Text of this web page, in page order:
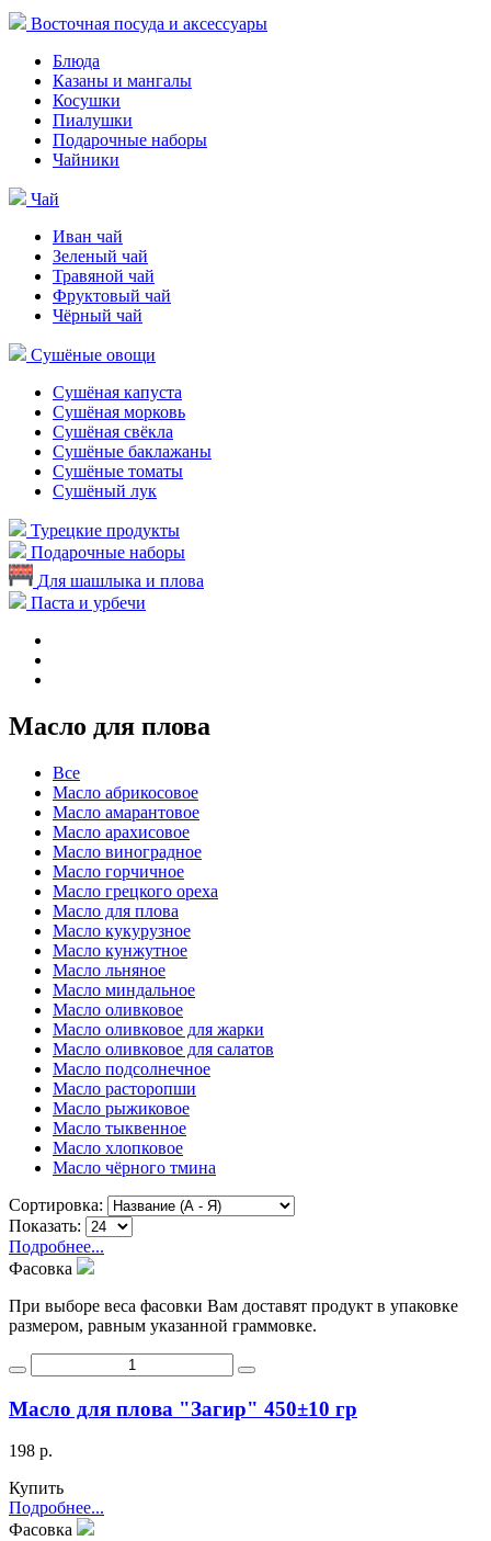
Восточная посуда и аксессуары
Блюда
Казаны и мангалы
Косушки
Пиалушки
Подарочные наборы
Чайники
Чай
Иван чай
Зеленый чай
Травяной чай
Фруктовый чай
Чёрный чай
Сушёные овощи
Сушёная капуста
Сушёная морковь
Сушёная свёкла
Сушёные баклажаны
Сушёные томаты
Сушёный лук
Турецкие продукты
Подарочные наборы
Для шашлыка и плова
Паста и урбечи
Масло для плова
Все
Масло абрикосовое
Масло амарантовое
Масло арахисовое
Масло виноградное
Масло горчичное
Масло грецкого ореха
Масло для плова
Масло кукурузное
Масло кунжутное
Масло льняное
Масло миндальное
Масло оливковое
Масло оливковое для жарки
Масло оливковое для салатов
Масло подсолнечное
Масло расторопши
Масло рыжиковое
Масло тыквенное
Масло хлопковое
Масло чёрного тмина
Сортировка:
Показать:
Подробнее...
Фасовка
При выборе веса фасовки Вам доставят продукт в упаковке
размером, равным указанной граммовке.
Масло для плова "Загир" 450±10 гр
198 р.
Купить
Подробнее...
Фасовка